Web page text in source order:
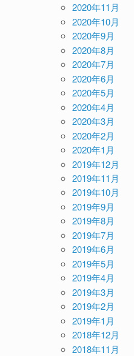
2020年11月
2020年10月
2020年9月
2020年8月
2020年7月
2020年6月
2020年5月
2020年4月
2020年3月
2020年2月
2020年1月
2019年12月
2019年11月
2019年10月
2019年9月
2019年8月
2019年7月
2019年6月
2019年5月
2019年4月
2019年3月
2019年2月
2019年1月
2018年12月
2018年11月